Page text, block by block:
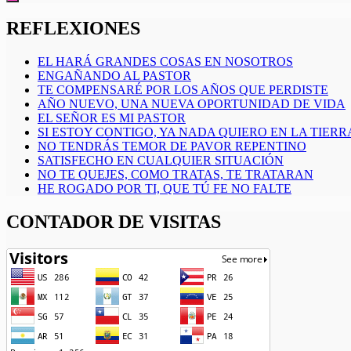
REFLEXIONES
EL HARÁ GRANDES COSAS EN NOSOTROS
ENGAÑANDO AL PASTOR
TE COMPENSARÉ POR LOS AÑOS QUE PERDISTE
AÑO NUEVO, UNA NUEVA OPORTUNIDAD DE VIDA
EL SEÑOR ES MI PASTOR
SI ESTOY CONTIGO, YA NADA QUIERO EN LA
NO TENDRÁS TEMOR DE PAVOR REPENTINO
SATISFECHO EN CUALQUIER SITUACIÓN
NO TE QUEJES, COMO TRATAS, TE TRATARAN
HE ROGADO POR TI, QUE TÚ FE NO FALTE
CONTADOR DE VISITAS